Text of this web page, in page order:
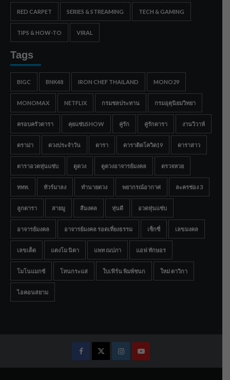
RED CARPET SERIES & STREAMING TECH & GAMING
TIPS & HOW-TO VIRAL
Tags
BIGC BNK48 IRON CHEF THAILAND MONO29
MONOMAX NETFLIX กรมชลประทาน กรมอุตุนิยมวิทยา
ครอบครัวดารา คุยแซ่บSHOW คู่รัก คู่รักดารา งานวิวาห์
ดราม่า ดวงประจำวัน ดารา ดาราติดโควิด19 ดาราสาว
ดาราอวดหุ่นแซ่บ ดูดวง ดูดวงอาจารย์มงคล ตรวจหวย
ททท. ทัวร์มาลง ทำนายดวง พยากรณ์อากาศ ละครช่อง 3
ลูกดารา สายมู สีมงคล หุ่นดี อวดหุ่นแซ่บ
อาจารย์มงคล อาจารย์มงคล รอดเที่ยงธรรม เซ็กซี่ เลขมงคล
เลขเด็ด แตงโม นิดา แพท ณปภา แอฟ ทักษอร
โมโนแมกซ์ โหนกระแส ใบเฟิร์น พิมพ์ชนก ใหม่ ดาวิกา
ไอคอนสยาม
FacebookTwitterInstagramYoutube